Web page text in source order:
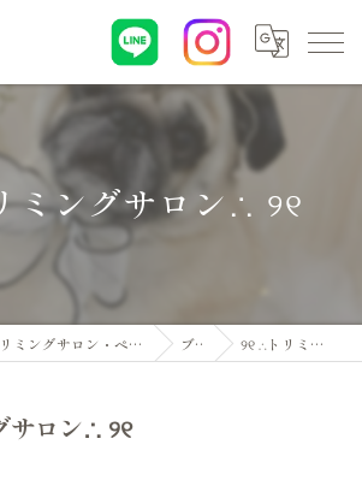
ミングサロン∴ ୨୧
大阪市淀川区のトリミングサロン・ペットサロンならDogsalon ARUN ブログ ୨୧ ∴トリミングサロン∴ ୨୧
サロン∴ ୨୧